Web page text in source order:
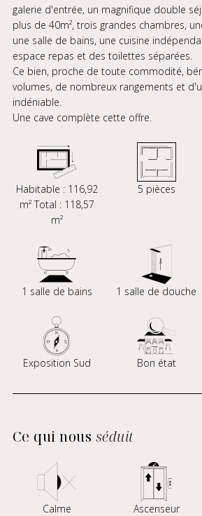
galerie d'entrée, un magnifique double
plus de 40m², trois grandes chambres,
une salle de bains, une cuisine
espace repas et des toilettes séparées.
Ce bien, proche de toute commodité,
volumes, de nombreux rangements et
indéniable.
Une cave complète cette offre.
Habitable : 116,92
m² Total : 118,57
m²
5 pièces
1 salle de bains 1 salle de douche
Exposition Sud Bon état
Ce qui nous séduit
Calme Ascenseur